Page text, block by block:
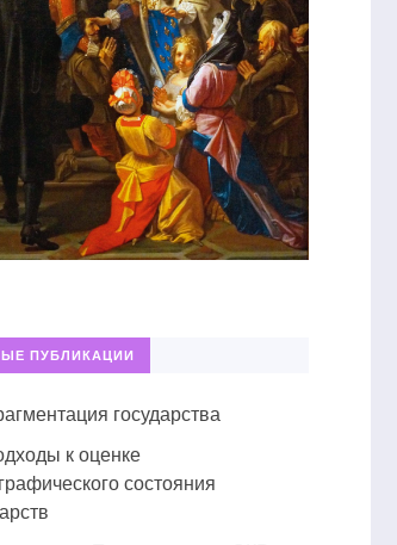
ПУБЛИКАЦИИ
государства
к оценке
состояния